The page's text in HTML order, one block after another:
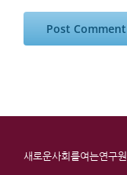
새로운사회를여는연구원